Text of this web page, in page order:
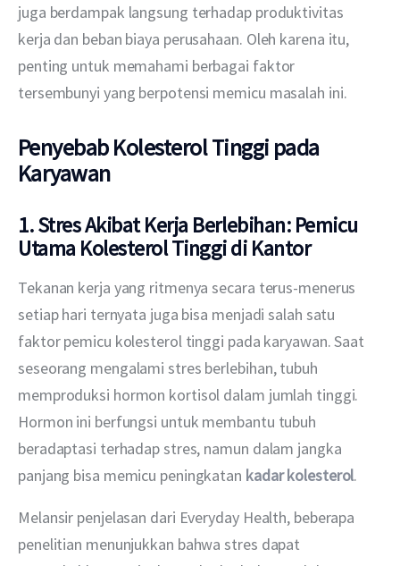
juga berdampak langsung terhadap produktivitas
kerja dan beban biaya perusahaan. Oleh karena itu,
penting untuk memahami berbagai faktor
tersembunyi yang berpotensi memicu masalah ini.
Penyebab Kolesterol Tinggi pada
Karyawan
1. Stres Akibat Kerja Berlebihan: Pemicu
Utama Kolesterol Tinggi di Kantor
Tekanan kerja yang ritmenya secara terus-menerus
setiap hari ternyata juga bisa menjadi salah satu
faktor pemicu kolesterol tinggi pada karyawan. Saat
seseorang mengalami stres berlebihan, tubuh
memproduksi hormon kortisol dalam jumlah tinggi.
Hormon ini berfungsi untuk membantu tubuh
beradaptasi terhadap stres, namun dalam jangka
panjang bisa memicu peningkatan kadar kolesterol.
Melansir penjelasan dari Everyday Health, beberapa
penelitian menunjukkan bahwa stres dapat